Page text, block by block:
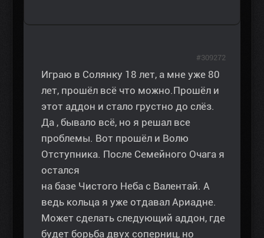
Играю в Солянку 18 лет, а мне уже 80
лет, прошёл всё что можно.Прошёл и
этот аддон и стало грустно до слёз.
Да , бывало всё, но я решал все
проблемы. Вот прошёл и Волю
Отступника. После Семейного Очага я
остался
на базе Чистого Неба с Валентай. А
ведь кольца я уже отдавал Ариадне.
Может сделать следующий аддон, где
будет борьба двух соперниц, но
#309272